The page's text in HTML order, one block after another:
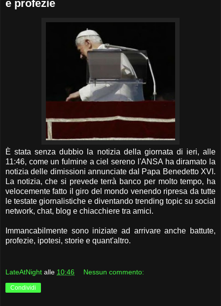
e profezie
È stata senza dubbio la notizia della giornata di ieri, alle
11:46, come un fulmine a ciel sereno l'ANSA ha diramato la
notizia delle dimissioni annunciate dal Papa Benedetto XVI.
La notizia, che si prevede terrà banco per molto tempo, ha
velocemente fatto il giro del mondo venendo ripresa da tutte
le testate giornalistiche e diventando trending topic su social
network, chat, blog e chiacchiere tra amici.
Immancabilmente sono iniziate ad arrivare anche battute,
profezie, ipotesi, storie e quant'altro.
LateAtNight alle 10:46 Nessun commento:
Condividi